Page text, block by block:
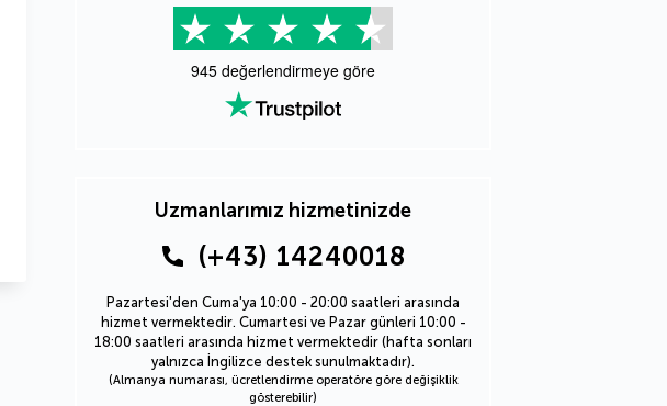
945 değerlendirmeye göre
Uzmanlarımız hizmetinizde
(+43) 14240018
Pazartesi'den Cuma'ya 10:00 - 20:00 saatleri arasında
hizmet vermektedir. Cumartesi ve Pazar günleri 10:00 -
18:00 saatleri arasında hizmet vermektedir (hafta sonları
yalnızca İngilizce destek sunulmaktadır).
(Almanya numarası, ücretlendirme operatöre göre değişiklik
gösterebilir)